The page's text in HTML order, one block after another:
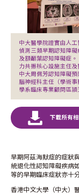
中大醫學院證實由人
偵測三類早期認知障
及額顳葉認知障礙症
力共振核心設施主任
中大周佩芳認知障礙
腦神經科主任（學術
學系臨床專業顧問區頴
早期阿茲海默症的症狀
統退化性認知障礙疾病
等的早期臨床症狀亦十
香港中文大學（中大）